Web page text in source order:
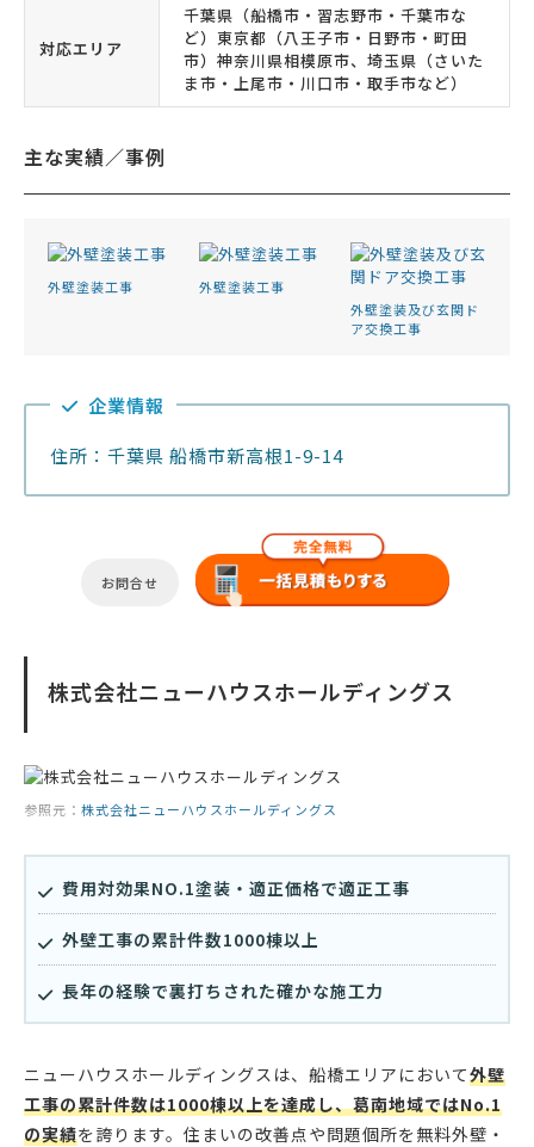
対応エリア
千葉県（船橋市・習志野市・千葉市な
ど）東京都（八王子市・日野市・町田
市）神奈川県相模原市、埼玉県（さいた
ま市・上尾市・川口市・取手市など）
主な実績／事例
外壁塗装工事
外壁塗装工事
外壁塗装及び玄関ド
ア交換工事
企業情報
住所：千葉県 船橋市新高根1-9-14
お問合せ
株式会社ニューハウスホールディングス
参照元： 株式会社ニューハウスホールディングス
費用対効果NO.1塗装・適正価格で適正工事
外壁工事の累計件数1000棟以上
長年の経験で裏打ちされた確かな施工力
ニューハウスホールディングスは、船橋エリアにおいて外壁
工事の累計件数は1000棟以上を達成し、葛南地域ではNo.1
の実績を誇ります。住まいの改善点や問題個所を無料外壁・